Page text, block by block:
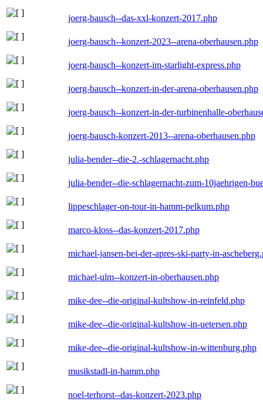
joerg-bausch--das-xxl-konzert-2017.php
joerg-bausch--konzert-2023--arena-oberhausen.php
joerg-bausch--konzert-im-starlight-express.php
joerg-bausch--konzert-in-der-arena-oberhausen.php
joerg-bausch--konzert-in-der-turbinenhalle-
joerg-bausch-konzert-2013--arena-oberhausen.php
julia-bender--die-2.-schlagernacht.php
julia-bender--die-schlagernacht-zum-10jaehrigen-
lippeschlager-on-tour-in-hamm-pelkum.php
marco-kloss--das-konzert-2017.php
michael-jansen-bei-der-apres-ski-party-in-
michael-ulm--konzert-in-oberhausen.php
mike-dee--die-original-kultshow-in-reinfeld.php
mike-dee--die-original-kultshow-in-uetersen.php
mike-dee--die-original-kultshow-in-wittenburg.php
musikstadl-in-hamm.php
noel-terhorst--das-konzert-2023.php